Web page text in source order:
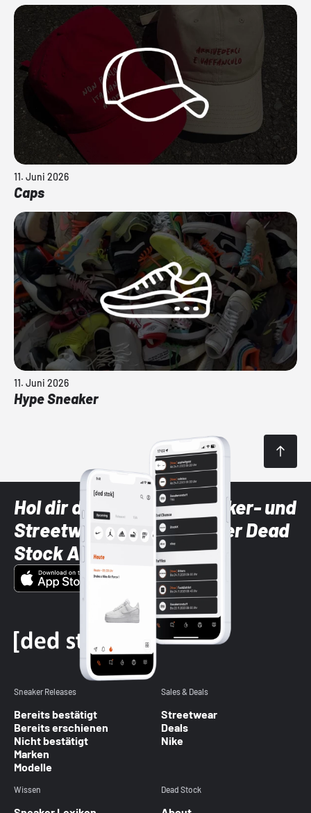
11. Juni 2026
Caps
11. Juni 2026
Hype Sneaker
Hol dir die neuesten Sneaker- und
Streetwear-Brands mit der Dead
Stock App
Sneaker Releases
Bereits bestätigt
Bereits erschienen
Nicht bestätigt
Marken
Modelle
Sales & Deals
Streetwear
Deals
Nike
Wissen Dead Stock